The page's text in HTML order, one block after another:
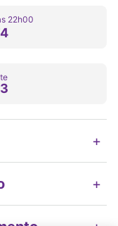
22h00
+
+